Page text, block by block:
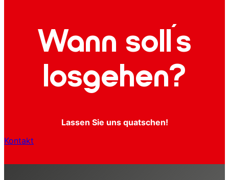
Wann soll´s
losgehen?
Lassen Sie uns quatschen!
Kontakt